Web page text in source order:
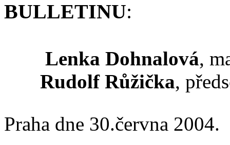
BULLETINU:
Lenka Dohnalová,
Rudolf Růžička,
Praha dne 30.června 2004.